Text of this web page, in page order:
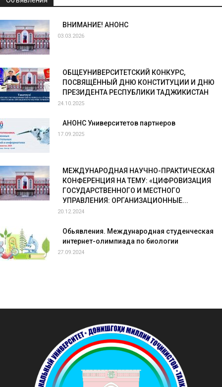
ВНИМАНИЕ! АНОНС
03.03.2026
ОБЩЕУНИВЕРСИТЕТСКИЙ КОНКУРС,
ПОСВЯЩЁННЫЙ ДНЮ КОНСТИТУЦИИ И ДНЮ
ПРЕЗИДЕНТА РЕСПУБЛИКИ ТАДЖИКИСТАН
24.10.2025
АНОНС Университетов партнеров
17.09.2025
МЕЖДУНАРОДНАЯ НАУЧНО-ПРАКТИЧЕСКАЯ
КОНФЕРЕНЦИЯ НА ТЕМУ: «ЦИФРОВИЗАЦИЯ
ГОСУДАРСТВЕННОГО И МЕСТНОГО
УПРАВЛЕНИЯ: ОРГАНИЗАЦИОННЫЕ...
20.12.2024
Обьявления. Международная студенческая
интернет-олимпиада по биологии
27.09.2024